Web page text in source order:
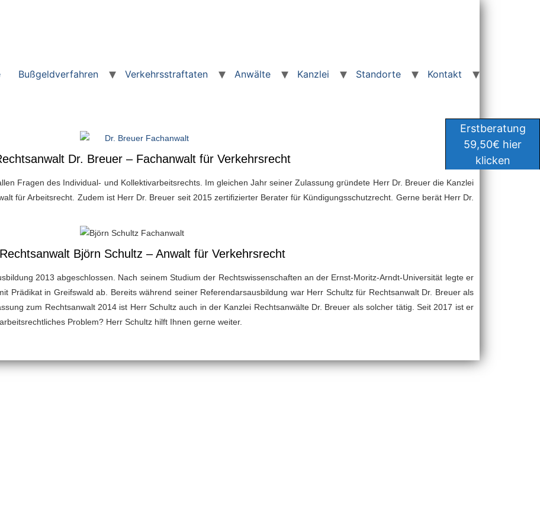
Bußgeldverfahren Verkehrsstraftaten Anwälte Kanzlei Standorte Kontakt
Dr. Breuer – Fachanwalt für Verkehrsrecht
Fragen des Individual- und Kollektivarbeitsrechts. Im gleichen Jahr seiner Zulassung gründete Herr Dr. Breuer die Kanzlei
für Arbeitsrecht. Zudem ist Herr Dr. Breuer seit 2015 zertifizierter Berater für Kündigungsschutzrecht. Gerne berät Herr Dr.
Rechtsanwalt Björn Schultz – Anwalt für Verkehrsrecht
2013 abgeschlossen. Nach seinem Studium der Rechtswissenschaften an der Ernst-Moritz-Arndt-Universität legte er
Prädikat in Greifswald ab. Bereits während seiner Referendarsausbildung war Herr Schultz für Rechtsanwalt Dr. Breuer als
zum Rechtsanwalt 2014 ist Herr Schultz auch in der Kanzlei Rechtsanwälte Dr. Breuer als solcher tätig. Seit 2017 ist er
Problem? Herr Schultz hilft Ihnen gerne weiter.
Erstberatung
59,50€ hier
klicken